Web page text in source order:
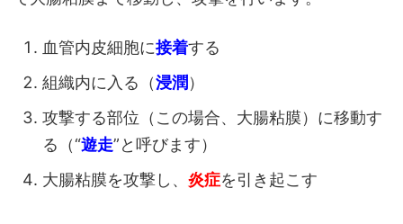
血管内皮細胞に接着する
組織内に入る（浸潤 ）
攻撃する部位（この場合、大腸粘膜）に移動す
る（“遊走”と呼びます）
大腸粘膜を攻撃し、 炎症を引き起こす